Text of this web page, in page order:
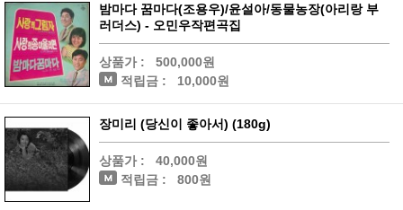
밤마다 꿈마다(조용우)/윤설아/동물농장(아리랑 부
러더스) - 오민우작편곡집
상품가 :
500,000원
적립금 :
10,000원
장미리 (당신이 좋아서) (180g)
상품가 :
40,000원
적립금 :
800원